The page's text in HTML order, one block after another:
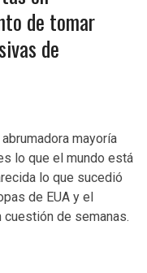
de tomar
de
mayoría
lo que el mundo está
lo que sucedió
de EUA y el
de semanas.